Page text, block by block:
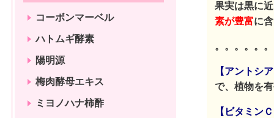
果実は黒に
素が豊富に
。。。。。
【アントシ
で、植物を
【ビタミン
コーボンマーベル
ハトムギ酵素
陽明源
梅肉酵母エキス
ミヨノハナ柿酢